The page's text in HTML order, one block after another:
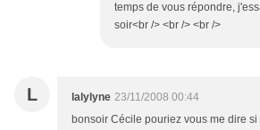
temps de vous répondre,
soir<br /> <br /> <br />
L lalylyne 23/11/2008 00:44
bonsoir Cécile pouriez vous me dire